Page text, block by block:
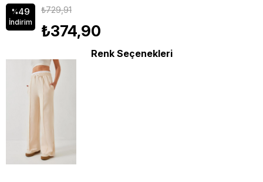
%49
İndirim
₺729,91
₺374,90
Renk Seçenekleri